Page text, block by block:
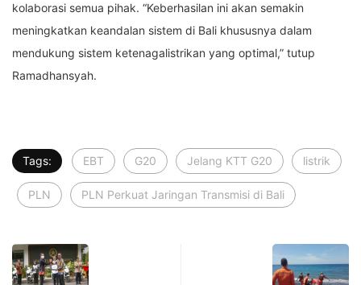
kolaborasi semua pihak. “Keberhasilan ini akan semakin
meningkatkan keandalan sistem di Bali khususnya dalam
mendukung sistem ketenagalistrikan yang optimal,” tutup
Ramadhansyah.
Tags: EBT G20 Jelang KTT G20 listrik
PLN PLN Perkuat Jaringan Transmisi di Bali